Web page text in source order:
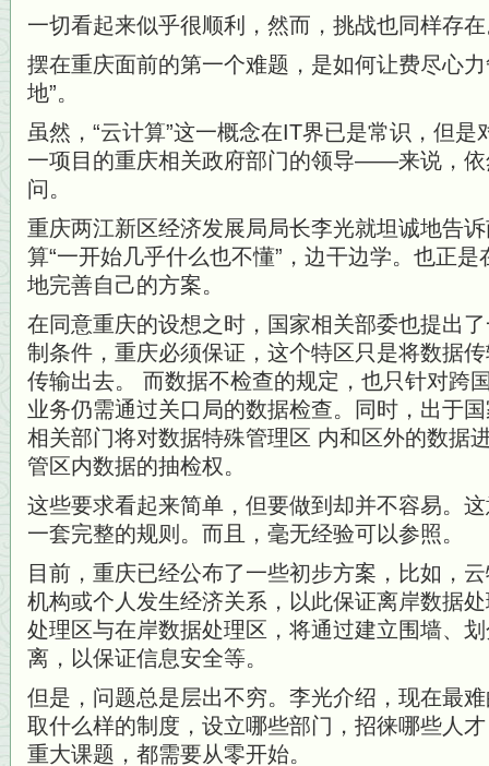
一切看起来似乎很顺利，然而，挑战也同样存
摆在重庆面前的第一个难题，是如何让费尽心
地”。
虽然，“云计算”这一概念在IT界已是常识，但
一项目的重庆相关政府部门的领导——来说，依
问。
重庆两江新区经济发展局局长李光就坦诚地告
算“一开始几乎什么也不懂”，边干边学。也正
地完善自己的方案。
在同意重庆的设想之时，国家相关部委也提出
制条件，重庆必须保证，这个特区只是将数据
传输出去。 而数据不检查的规定，也只针对跨
业务仍需通过关口局的数据检查。同时，出于
相关部门将对数据特殊管理区 内和区外的数据
管区内数据的抽检权。
这些要求看起来简单，但要做到却并不容易。
一套完整的规则。而且，毫无经验可以参照。
目前，重庆已经公布了一些初步方案，比如，
机构或个人发生经济关系，以此保证离岸数据
处理区与在岸数据处理区，将通过建立围墙、
离，以保证信息安全等。
但是，问题总是层出不穷。李光介绍，现在最
取什么样的制度，设立哪些部门，招徕哪些人
重大课题，都需要从零开始。